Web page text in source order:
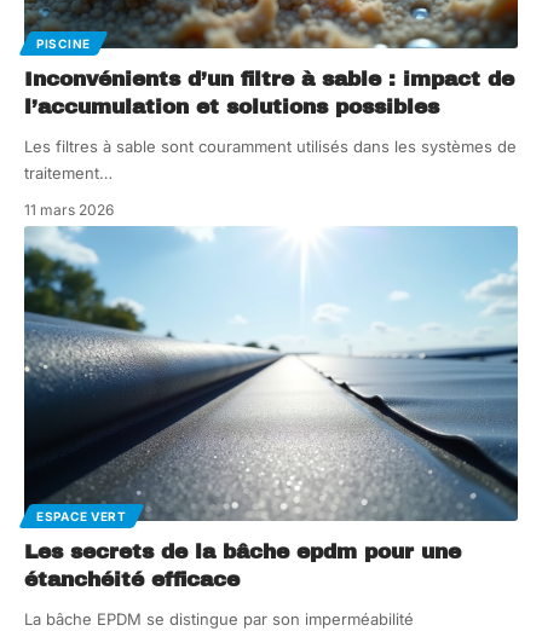
PISCINE
Inconvénients d’un filtre à sable : impact de
l’accumulation et solutions possibles
Les filtres à sable sont couramment utilisés dans les systèmes de
traitement…
11 mars 2026
ESPACE VERT
Les secrets de la bâche epdm pour une
étanchéité efficace
La bâche EPDM se distingue par son imperméabilité